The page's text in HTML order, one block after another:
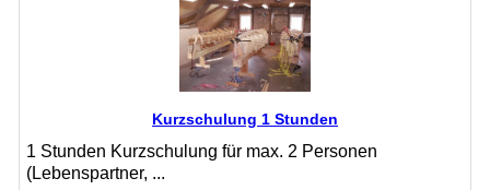
Kurzschulung 1 Stunden
1 Stunden Kurzschulung für max. 2 Personen
(Lebenspartner, ...